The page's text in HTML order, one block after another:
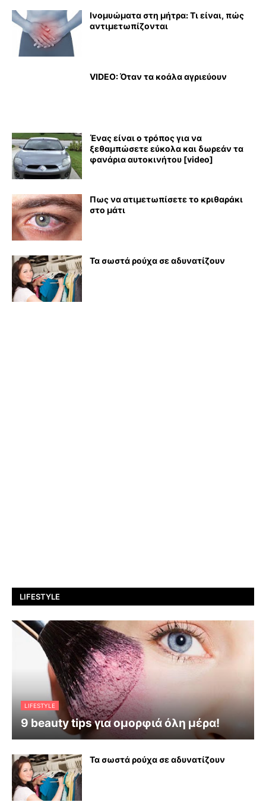
Ινομυώματα στη μήτρα: Τι είναι, πώς
αντιμετωπίζονται
VIDEO: Όταν τα κοάλα αγριεύουν
Ένας είναι ο τρόπος για να
ξεθαμπώσετε εύκολα και δωρεάν τα
φανάρια αυτοκινήτου [video]
Πως να ατιμετωπίσετε το κριθαράκι
στο μάτι
Τα σωστά ρούχα σε αδυνατίζουν
LIFESTYLE
LIFESTYLE
9 beauty tips για ομορφιά όλη μέρα!
Τα σωστά ρούχα σε αδυνατίζουν